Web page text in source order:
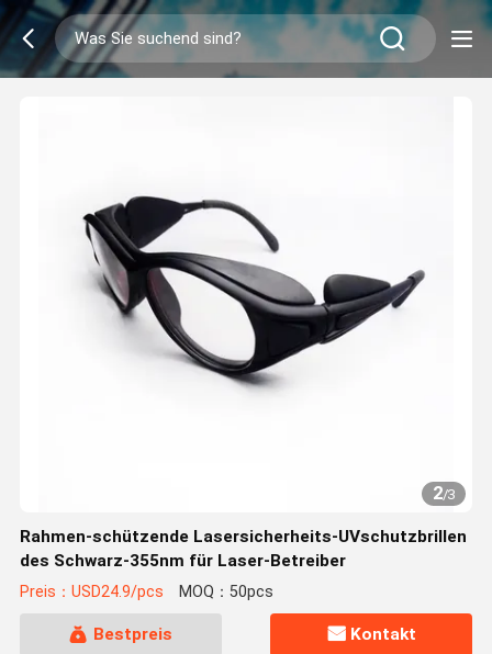
2/3
Rahmen-schützende Lasersicherheits-UVschutzbrillen
des Schwarz-355nm für Laser-Betreiber
Preis：USD24.9/pcs MOQ：50pcs
Bestpreis Kontakt